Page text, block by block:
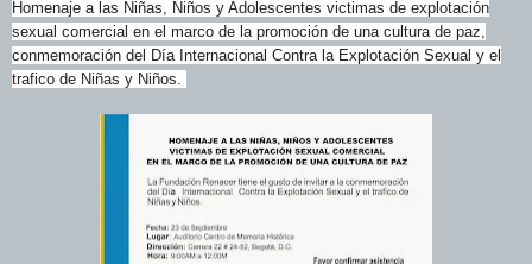
Homenaje a las Niñas, Niños y Adolescentes victimas de explotación
sexual comercial en el marco de la promoción de una cultura de paz,
conmemoración del Día Internacional Contra la Explotación Sexual y el
trafico de Niñas y Niños.